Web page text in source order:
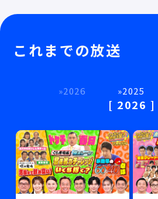
これまでの放送
2026 2025
2026